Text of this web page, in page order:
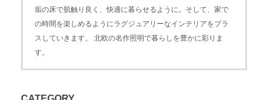
垢の床で肌触り良く、快適に暮らせるように。そして、家で
の時間を楽しめるようにラグジュアリーなインテリアをプラ
スしていきます。 北欧の名作照明で暮らしを豊かに彩りま
す。